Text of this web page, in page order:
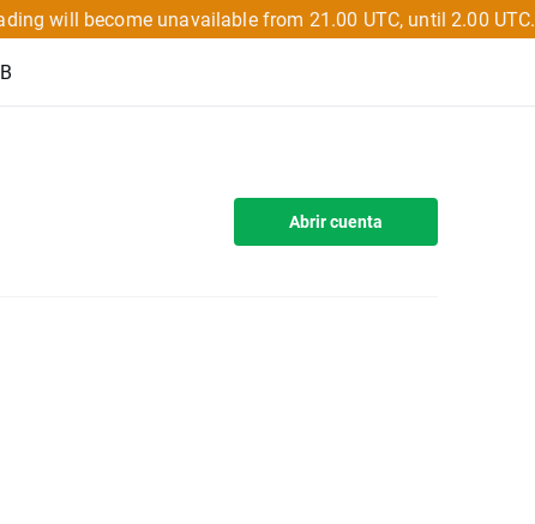
will become unavailable from 21.00 UTC, until 2.00 UTC.
Abrir cuenta